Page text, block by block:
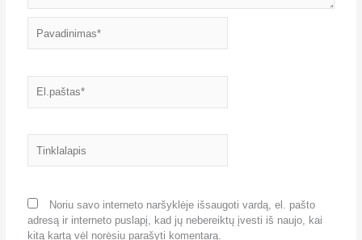
Noriu savo interneto naršyklėje išsaugoti vardą, el. pašto
adresą ir interneto puslapį, kad jų nebereiktų įvesti iš naujo, kai
kitą kartą vėl norėsiu parašyti komentarą.